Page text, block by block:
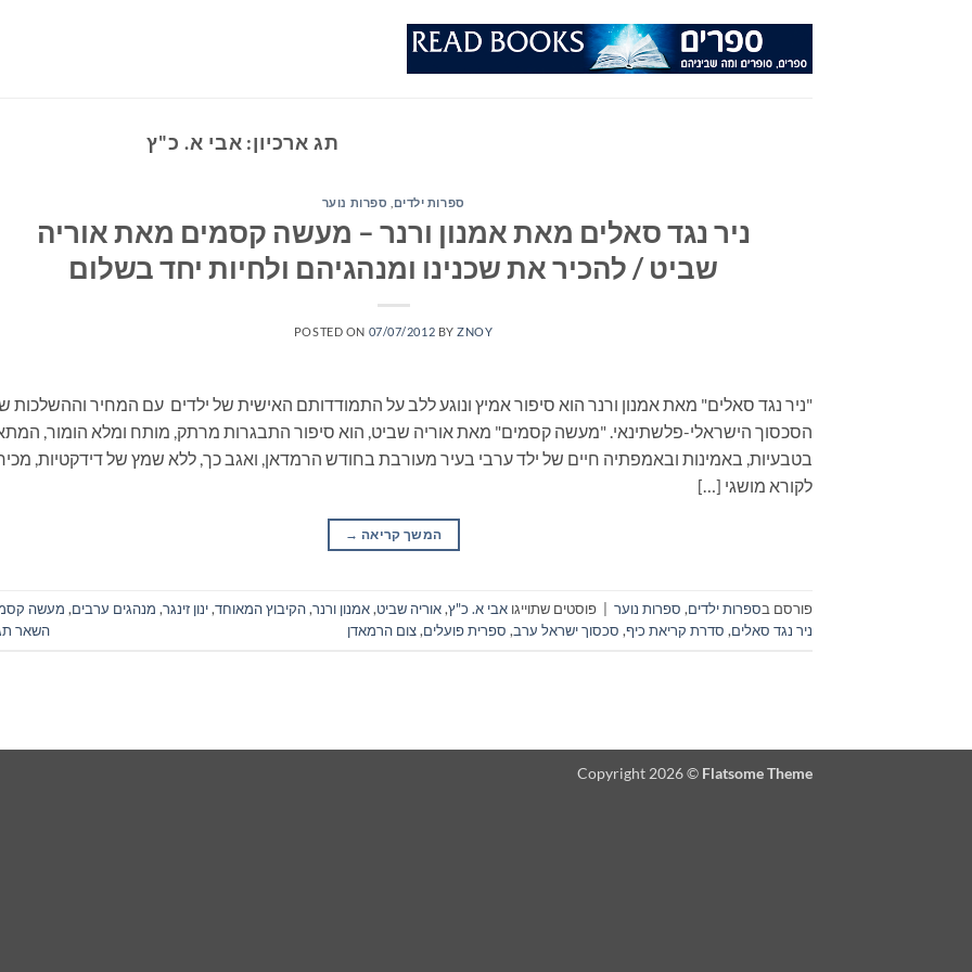
תג ארכיון: אבי א. כ"ץ
ספרות ילדים ספרות נוער
ניר נגד סאלים מאת אמנון ורנר – מעשה קסמים מאת אוריה
שביט / להכיר את שכנינו ומנהגיהם ולחיות יחד בשלום
POSTED ON 07/07/2012 BYZNOY
"ניר נגד סאלים" מאת אמנון ורנר הוא סיפור אמיץ ונוגע ללב על התמודדותם האישית של ילדים עם המחיר וההשלכות
הסכסוך הישראלי-פלשתינאי. "מעשה קסמים" מאת אוריה שביט, הוא סיפור התבגרות מרתק, מותח ומלא הומור,
בטבעיות, באמינות ובאמפתיה חיים של ילד ערבי בעיר מעורבת בחודש הרמדאן, ואגב כך, ללא שמץ של דידקטיות,
לקורא מושגי […]
המשך קריאה →
פורסם בספרות ילדים, ספרות נוער פוסטים שתוייגו אבי א. כ"ץ,אוריה שביט,אמנון ורנר,הקיבוץ המאוחד,ינון זינגר, מנהגים ערבים, מעשה
ניר נגד סאלים, סדרת קריאת כיף, סכסוך ישראל ערב, ספרית פועלים,צום הרמאדן השאר
Copyright 2026 © Flatsome Theme